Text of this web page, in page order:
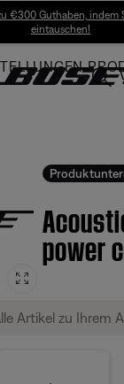
€300 Guthaben, indem
eintauschen!
power